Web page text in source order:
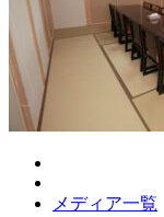
メディア一覧